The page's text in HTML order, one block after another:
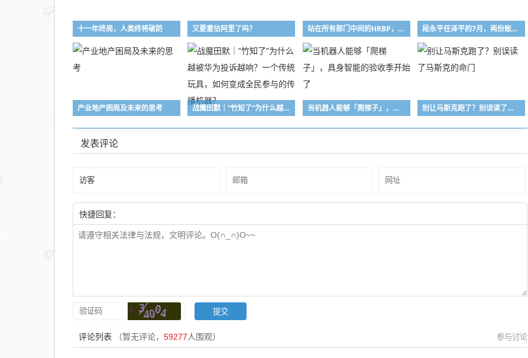
十一年终局，人类终将破防 又要重估阿里了吗？ 站在所有部门中间的HRBP，哪个都不算自己人 段永平任泽平的7月，两份账本两种姿态
产业地产困局及未来的思考 战魔田默｜“竹知了”为什么越被华为投诉越响？一个传统玩具，如何变成全民参与的传播机器？ 当机器人能够「爬梯子」，具身智能的验收季开始了 别让马斯克跑了？别误读了马斯克的命门
发表评论
快捷回复：
评论列表 （暂无评论， 59277人围观） 参与讨论